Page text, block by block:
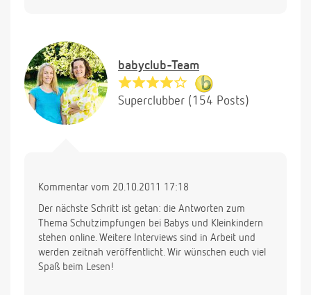
babyclub-Team
Superclubber (154 Posts)
Kommentar vom 20.10.2011 17:18
Der nächste Schritt ist getan: die Antworten zum
Thema Schutzimpfungen bei Babys und Kleinkindern
stehen online. Weitere Interviews sind in Arbeit und
werden zeitnah veröffentlicht. Wir wünschen euch viel
Spaß beim Lesen!